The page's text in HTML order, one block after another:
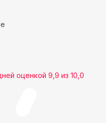
оценкой 9,9 из 10,0